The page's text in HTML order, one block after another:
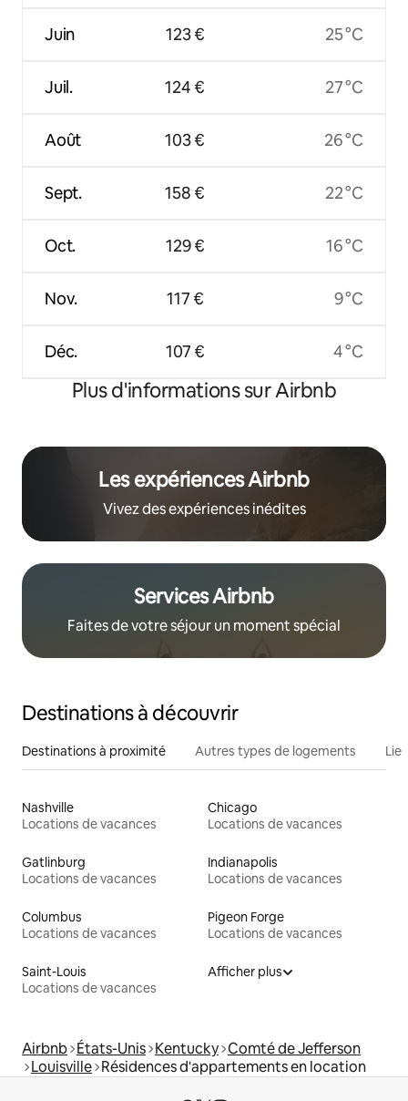
Juin
Juil.
Août
Sept.
Oct.
Nov.
Déc.
123 €
124 €
103 €
158 €
129 €
117 €
107 €
25 °C
27 °C
26 °C
22 °C
16 °C
9 °C
4 °C
Plus d'informations sur Airbnb
Les expériences Airbnb
Vivez des expériences inédites
Services Airbnb
Faites de votre séjour un moment spécial
Destinations à découvrir
Destinations à proximité Autres types de logements
Nashville
Locations de vacances
Chicago
Locations de vacances
Gatlinburg
Locations de vacances
Indianapolis
Locations de vacances
Columbus
Locations de vacances
Pigeon Forge
Locations de vacances
Saint-Louis
Locations de vacances
Afficher plus
Airbnb États-Unis Kentucky Comté de Jefferson
Louisville Résidences d'appartements en location